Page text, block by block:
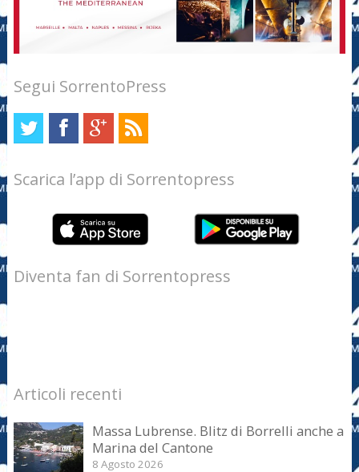
Segui SorrentoPress
Scarica l’app di Sorrentopress
Diventa fan di Sorrentopress
Articoli recenti
Massa Lubrense. Blitz di Borrelli anche a
Marina del Cantone
8 Agosto 2026